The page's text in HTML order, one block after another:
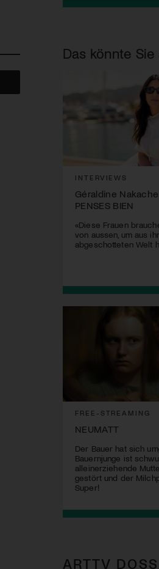
Das könnte
INTERVIEWS
Géraldine Nakache
PENSES BIEN
«Diese Frauen
von aussen, um aus
abgeschotteten Welt
FREE-STREAMING
NEUMATT
Der Bauer hat sich
Bauernjunge ist
alleinerziehende
gestört und der
Super!
ARTTV